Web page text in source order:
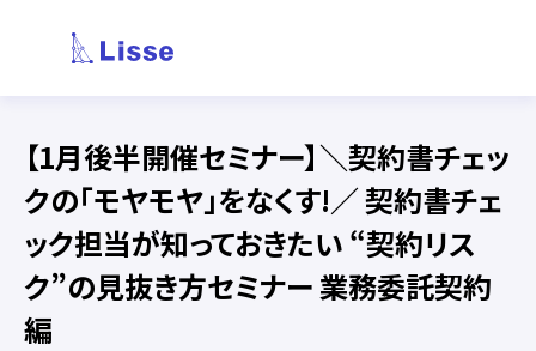
【1月後半開催セミナー】＼契約書チェッ
クの「モヤモヤ」をなくす!／ 契約書チェ
ック担当が知っておきたい “契約リス
ク”の見抜き方セミナー 業務委託契約
編